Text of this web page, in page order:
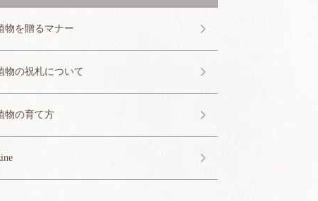
物を贈るマナー
物の祝札について
物の育て方